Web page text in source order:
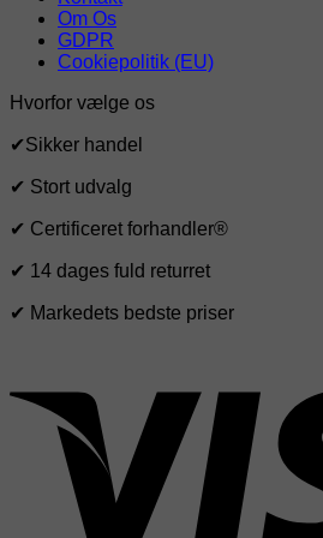
Om Os
GDPR
Cookiepolitik (EU)
Hvorfor vælge os
✔Sikker handel
✔ Stort udvalg
✔ Certificeret forhandler®
✔ 14 dages fuld returret
✔ Markedets bedste priser